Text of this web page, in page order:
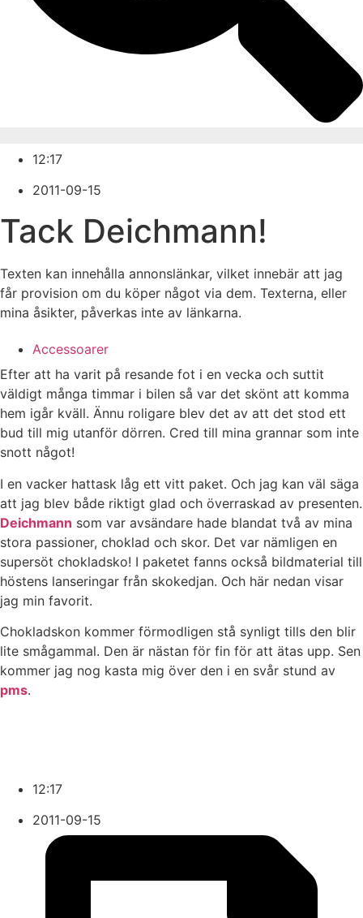
12:17
2011-09-15
Tack Deichmann!
Texten kan innehålla annonslänkar, vilket innebär att jag
får provision om du köper något via dem. Texterna, eller
mina åsikter, påverkas inte av länkarna.
Accessoarer
Efter att ha varit på resande fot i en vecka och suttit
väldigt många timmar i bilen så var det skönt att komma
hem igår kväll. Ännu roligare blev det av att det stod ett
bud till mig utanför dörren. Cred till mina grannar som inte
snott något!
I en vacker hattask låg ett vitt paket. Och jag kan väl säga
att jag blev både riktigt glad och överraskad av presenten.
Deichmann som var avsändare hade blandat två av mina
stora passioner, choklad och skor. Det var nämligen en
supersöt chokladsko! I paketet fanns också bildmaterial till
höstens lanseringar från skokedjan. Och här nedan visar
jag min favorit.
Chokladskon kommer förmodligen stå synligt tills den blir
lite smågammal. Den är nästan för fin för att ätas upp. Sen
kommer jag nog kasta mig över den i en svår stund av
pms.
12:17
2011-09-15